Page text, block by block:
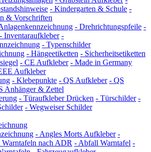
- Kindergarten & Schule -
& Vorschriften
- Drehrichtungspfeile -
- Inventaraufkleber -
- Typenschilder
- Hängeetiketten - Sicherheitsetiketten
- CE Aufkleber - Made in Germany
Aufkleber
- Klebepunkte - QS Aufkleber - QS
Anhänger & Zettel
- Türaufkleber Drücken - Türschilder -
- Wegweiser Schilder
- Angles Morts Aufkleber -
Warntafeln nach ADR - Abfall Warntafel -